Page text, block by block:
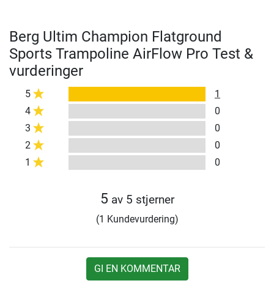
Berg Ultim Champion Flatground
Sports Trampoline AirFlow Pro Test &
vurderinger
5
1
4
0
3
0
2
0
1
0
5 av 5 stjerner
(1 Kundevurdering)
GI EN KOMMENTAR